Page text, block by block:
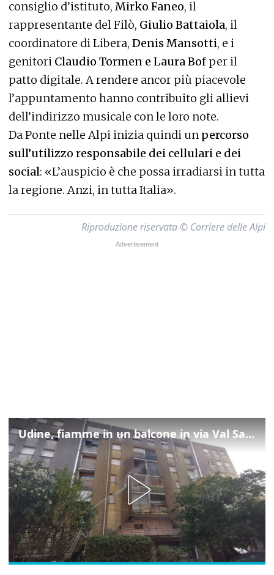
consiglio d’istituto, Mirko Faneo, il
rappresentante del Filò, Giulio Battaiola, il
coordinatore di Libera, Denis Mansotti, e i
genitori Claudio Tormen e Laura Bof per il
patto digitale. A rendere ancor più piacevole
l’appuntamento hanno contribuito gli allievi
dell’indirizzo musicale con le loro note.
Da Ponte nelle Alpi inizia quindi un percorso
sull’utilizzo responsabile dei cellulari e dei
social: «L’auspicio è che possa irradiarsi in tutta
la regione. Anzi, in tutta Italia».
Riproduzione riservata © Corriere delle Alpi
Udine, fiamme in un balcone in via Val Saisera: intervengono i pompieri